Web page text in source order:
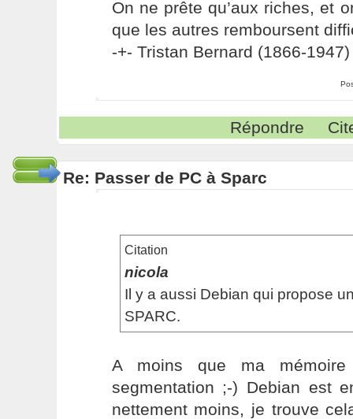
On ne prête qu’aux riches, et
que les autres remboursent
-+- Tristan Bernard (1866-1947)
Répondre
Re: Passer de PC à Sparc
Citation
nicola
Il y a aussi Debian qui propose
SPARC.
A moins que ma
segmentation ;-) Debian est
nettement moins, je trouve